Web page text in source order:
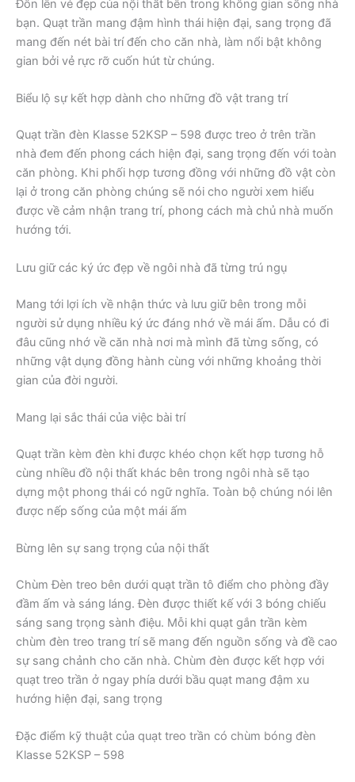
Đôn lên vẻ đẹp của nội thất bên trong không gian sống nhà
bạn. Quạt trần mang đậm hình thái hiện đại, sang trọng đã
mang đến nét bài trí đến cho căn nhà, làm nổi bật không
gian bởi vẻ rực rỡ cuốn hút từ chúng.
Biểu lộ sự kết hợp dành cho những đồ vật trang trí
Quạt trần đèn Klasse 52KSP – 598 được treo ở trên trần
nhà đem đến phong cách hiện đại, sang trọng đến với toàn
căn phòng. Khi phối hợp tương đồng với những đồ vật còn
lại ở trong căn phòng chúng sẽ nói cho người xem hiểu
được về cảm nhận trang trí, phong cách mà chủ nhà muốn
hướng tới.
Lưu giữ các ký ức đẹp về ngôi nhà đã từng trú ngụ
Mang tới lợi ích về nhận thức và lưu giữ bên trong mỗi
người sử dụng nhiều ký ức đáng nhớ về mái ấm. Dẫu có đi
đâu cũng nhớ về căn nhà nơi mà mình đã từng sống, có
những vật dụng đồng hành cùng với những khoảng thời
gian của đời người.
Mang lại sắc thái của việc bài trí
Quạt trần kèm đèn khi được khéo chọn kết hợp tương hỗ
cùng nhiều đồ nội thất khác bên trong ngôi nhà sẽ tạo
dựng một phong thái có ngữ nghĩa. Toàn bộ chúng nói lên
được nếp sống của một mái ấm
Bừng lên sự sang trọng của nội thất
Chùm Đèn treo bên dưới quạt trần tô điểm cho phòng đầy
đầm ấm và sáng láng. Đèn được thiết kế với 3 bóng chiếu
sáng sang trọng sành điệu. Mỗi khi quạt gắn trần kèm
chùm đèn treo trang trí sẽ mang đến nguồn sống và đề cao
sự sang chảnh cho căn nhà. Chùm đèn được kết hợp với
quạt treo trần ở ngay phía dưới bầu quạt mang đậm xu
hướng hiện đại, sang trọng
Đặc điểm kỹ thuật của quạt treo trần có chùm bóng đèn
Klasse 52KSP – 598